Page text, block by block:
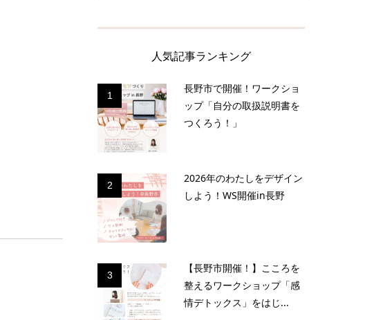
人気記事ランキング
1
長野市で開催！ワークショ
ップ「自分の取扱説明書を
つくろう！」
2
2026年のわたしをデザイン
しよう！WS開催in長野
3
【長野市開催！】こころを
整えるワークショップ「感
情デトックス」をはじ...